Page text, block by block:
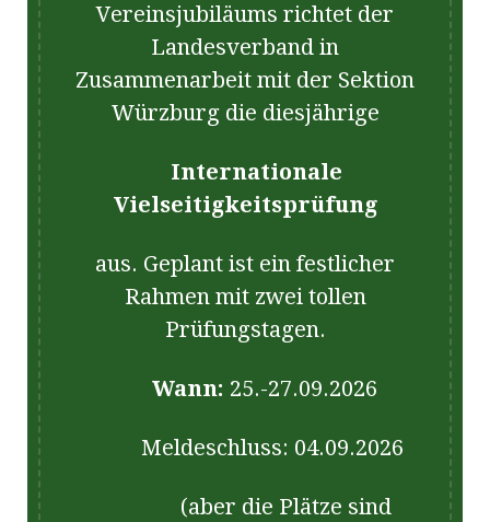
Vereinsjubiläums richtet der
Landesverband in
Zusammenarbeit mit der Sektion
Würzburg die diesjährige
Internationale
Vielseitigkeitsprüfung
aus. Geplant ist ein festlicher
Rahmen mit zwei tollen
Prüfungstagen.
Wann: 25.-27.09.2026
Meldeschluss: 04.09.2026
(aber die Plätze sind